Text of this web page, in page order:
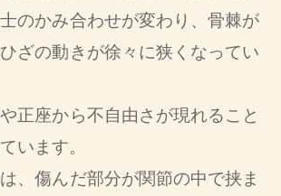
のかみ合わせが変わり、骨棘が
ざの動きが徐々に狭くなってい
正座から不自由さが現れること
います。
、傷んだ部分が関節の中で挟ま